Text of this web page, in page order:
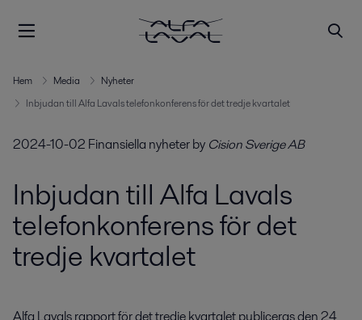
Hem Media
Nyheter
Inbjudan till Alfa Lavals telefonkonferens för det tredje kvartalet
2024-10-02 Finansiella nyheterby Cision Sverige AB
Inbjudan till Alfa Lavals
telefonkonferens för det
tredje kvartalet